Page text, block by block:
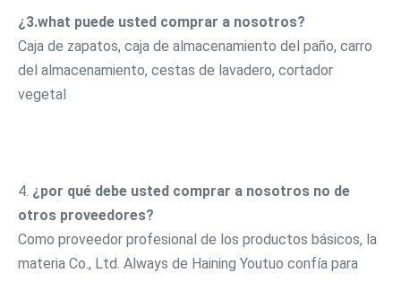
¿3.what puede usted comprar a nosotros?
Caja de zapatos, caja de almacenamiento del paño, carro
del almacenamiento, cestas de lavadero, cortador
vegetal
4. ¿por qué debe usted comprar a nosotros no de
otros proveedores?
Como proveedor profesional de los productos básicos, la
materia Co., Ltd. Always de Haining Youtuo confía para